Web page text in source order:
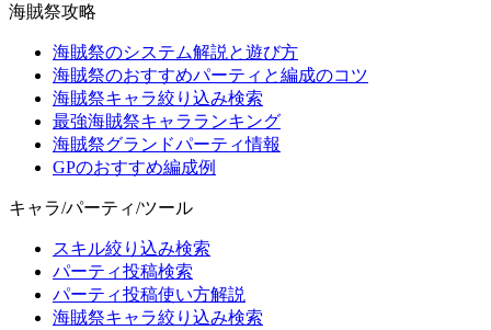
海賊祭攻略
海賊祭のシステム解説と遊び方
海賊祭のおすすめパーティと編成のコツ
海賊祭キャラ絞り込み検索
最強海賊祭キャラランキング
海賊祭グランドパーティ情報
GPのおすすめ編成例
キャラ/パーティ/ツール
スキル絞り込み検索
パーティ投稿検索
パーティ投稿使い方解説
海賊祭キャラ絞り込み検索